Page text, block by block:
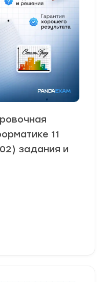
11
задания и